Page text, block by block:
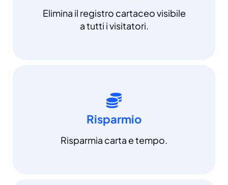
Elimina il registro cartaceo visibile
a tutti i visitatori.
Risparmio
Risparmia carta e tempo.